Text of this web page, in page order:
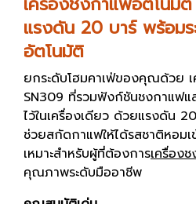
แรงดัน 20 บาร์ พร้อม
อัตโนมัติ
ยกระดับโฮมคาเฟ่ของคุณด้วย
SN309 ที่รวมฟังก์ชันชงกาแฟ
ไว้ในเครื่องเดียว ด้วยแรงดัน
ช่วยสกัดกาแฟให้ได้รสชาติหอม
เหมาะสำหรับผู้ที่ต้องการเครื่อง
คุณภาพระดับมืออาชีพ